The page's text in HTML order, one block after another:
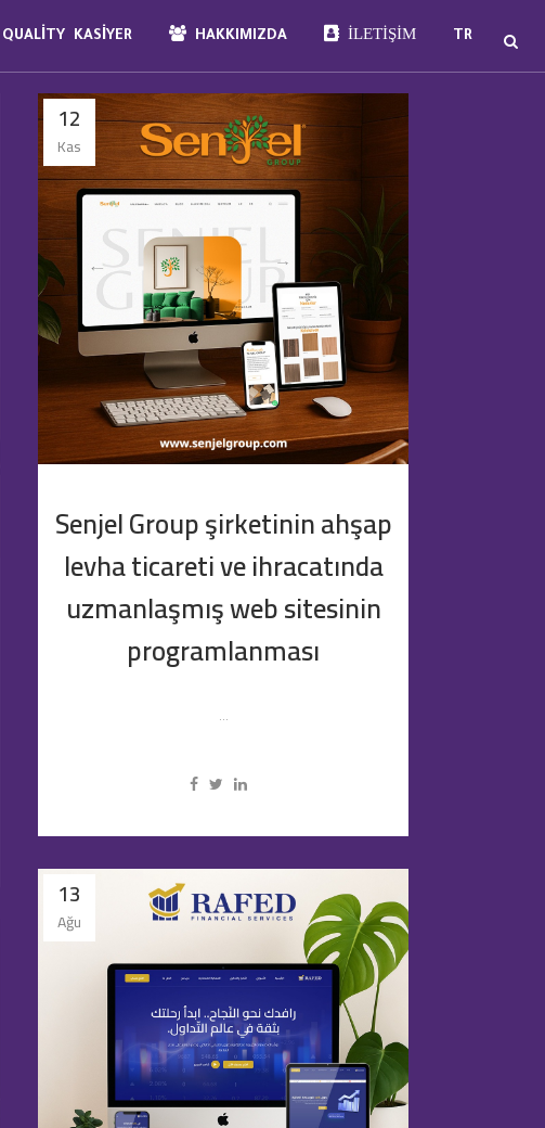
QUALITY KASIYER HAKKIMIZDA İLETIŞIM TR
12
Kas
Senjel Group şirketinin ahşap
levha ticareti ve ihracatında
uzmanlaşmış web sitesinin
programlanması
...
13
Ağu